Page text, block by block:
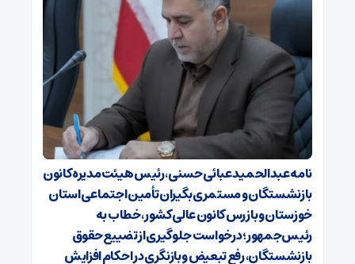
نامه عبدالحمید عبائی حسنی، رئیس هیئت‌مدیره کانون
بازنشستگان و مستمری‌بگیران تأمین اجتماعی استان
خوزستان و بازرس کانون عالی کشور، خطاب به
رئیس‌جمهور؛ درخواست جلوگیری از تضییع حقوق
بازنشستگان، رفع تبعیض و بازنگری در احکام افزایش